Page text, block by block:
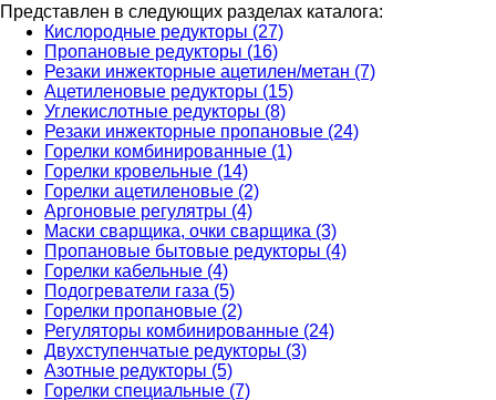
Представлен в следующих разделах каталога:
Кислородные редукторы (27)
Пропановые редукторы (16)
Резаки инжекторные ацетилен/метан (7)
Ацетиленовые редукторы (15)
Углекислотные редукторы (8)
Резаки инжекторные пропановые (24)
Горелки комбинированные (1)
Горелки кровельные (14)
Горелки ацетиленовые (2)
Аргоновые регулятры (4)
Маски сварщика, очки сварщика (3)
Пропановые бытовые редукторы (4)
Горелки кабельные (4)
Подогреватели газа (5)
Горелки пропановые (2)
Регуляторы комбинированные (24)
Двухступенчатые редукторы (3)
Азотные редукторы (5)
Горелки специальные (7)